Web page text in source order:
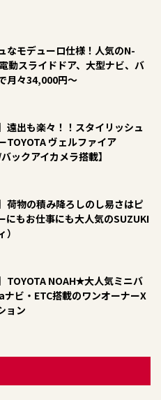
なモデューロ仕様！人気のN-
動スライドドア、大型ナビ、バ
月々34,000円～​​
遠出も楽々！！スタイリッシュ
TOYOTA ヴェルファイア
ックアイカメラ搭載】
荷物の積み降ろしのし易さはピ
にもお仕事にも大人気のSUZUKI
TOYOTA NOAH✭大人気ミニバ
ビ・ETC搭載のワンオーナーX
ョン